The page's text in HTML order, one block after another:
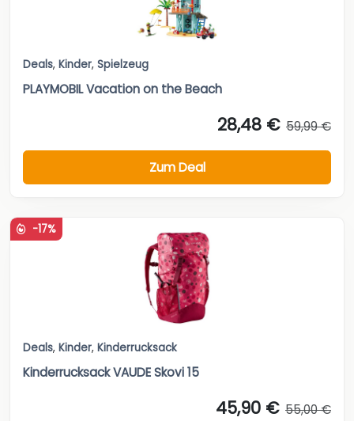
Deals, Kinder, Spielzeug
PLAYMOBIL Vacation on the Beach
28,48 € 59,99 €
Zum Deal
-17%
Deals, Kinder, Kinderrucksack
Kinderrucksack VAUDE Skovi 15
45,90 € 55,00 €